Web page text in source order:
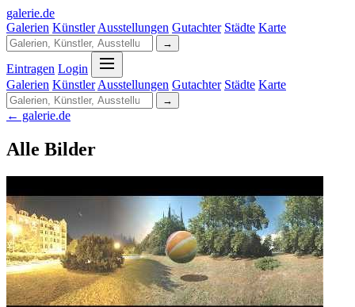
galerie.de
Galerien Künstler Ausstellungen Gutachter Städte Karte
→
Eintragen Login
Galerien Künstler Ausstellungen Gutachter Städte Karte
→
← galerie.de
Alle Bilder